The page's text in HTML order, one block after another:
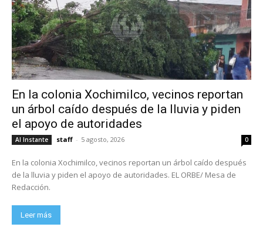
En la colonia Xochimilco, vecinos reportan
un árbol caído después de la lluvia y piden
el apoyo de autoridades
Al Instante staff - 5 agosto, 2026 0
En la colonia Xochimilco, vecinos reportan un árbol caído después
de la lluvia y piden el apoyo de autoridades. EL ORBE/ Mesa de
Redacción.
Leer más